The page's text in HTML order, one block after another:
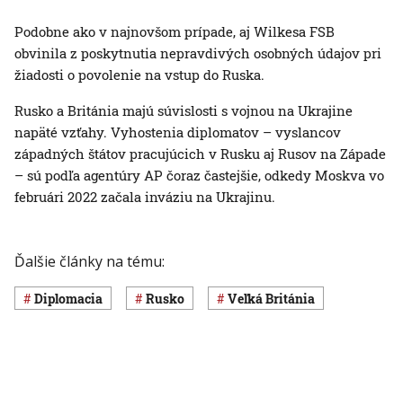
Podobne ako v najnovšom prípade, aj Wilkesa FSB
obvinila z poskytnutia nepravdivých osobných údajov pri
žiadosti o povolenie na vstup do Ruska.
Rusko a Británia majú súvislosti s vojnou na Ukrajine
napäté vzťahy. Vyhostenia diplomatov – vyslancov
západných štátov pracujúcich v Rusku aj Rusov na Západe
– sú podľa agentúry AP čoraz častejšie, odkedy Moskva vo
februári 2022 začala inváziu na Ukrajinu.
Ďalšie články na tému:
diplomacia Rusko Veľká Británia